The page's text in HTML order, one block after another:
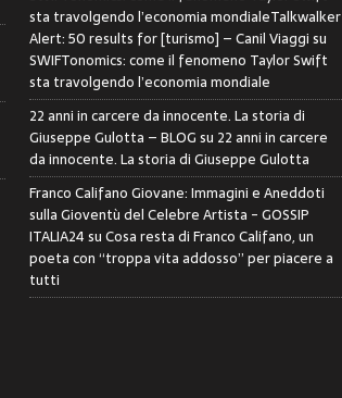
sta travolgendo l’economia mondialeTalkwalker
Alert: 50 results for [turismo] – Canil Viaggisu
SWIFTonomics: come il fenomeno Taylor Swift
sta travolgendo l’economia mondiale
22 anni in carcere da innocente. La storia di
Giuseppe Gulotta – BLOGsu 22 anni in carcere
da innocente. La storia di Giuseppe Gulotta
Franco Califano Giovane: Immagini e Aneddoti
sulla Gioventù del Celebre Artista - GOSSIP
ITALIA24suCosa resta di Franco Califano, un
poeta con “troppa vita addosso” per piacere a
tutti